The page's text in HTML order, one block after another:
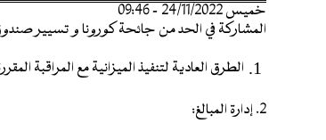
خميس 24/11/2022 - 09:46
المشاركة في الحد من جائحة كورونا و تسيير
الطرق العادية لتنفيذ الميزانية مع المراقبة
2. إدارة المبالغ: